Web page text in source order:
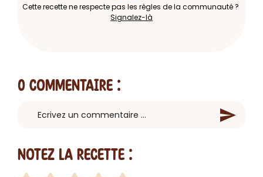
Cette recette ne respecte pas les règles de la communauté ?
Signalez-là
0 Commentaire :
Notez la recette :